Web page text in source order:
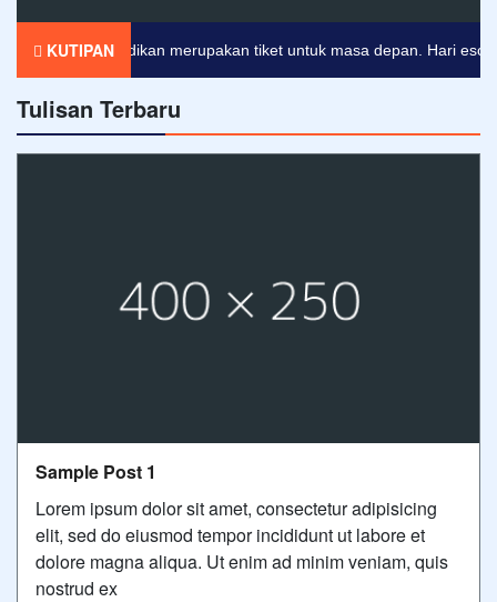
KUTIPAN
Pendidikan merupakan tiket untuk masa depan. Hari esok
Tulisan Terbaru
Sample Post 1
Lorem ipsum dolor sit amet, consectetur adipisicing
elit, sed do eiusmod tempor incididunt ut labore et
dolore magna aliqua. Ut enim ad minim veniam, quis
nostrud ex